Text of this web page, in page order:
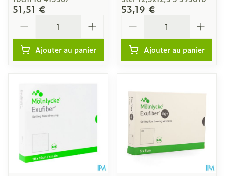
51,51 €
Ajouter au panier
53,19 €
Ajouter au panier